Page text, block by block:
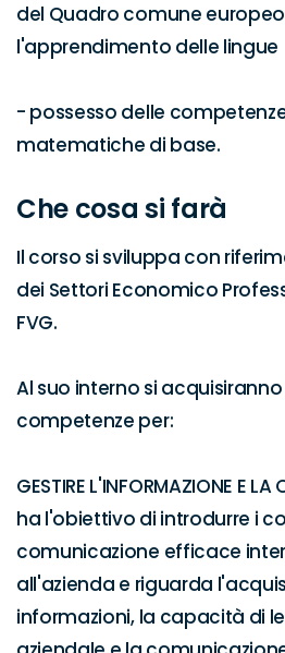
del Quadro comune
l'apprendimento delle lingue
- possesso delle
matematiche di base.
Che cosa si farà
Il corso si sviluppa con
dei Settori Economico
FVG.
Al suo interno si
competenze per:
GESTIRE L'INFORMAZIONE E
ha l'obiettivo di introdurre i
comunicazione efficace
all'azienda e riguarda
informazioni, la capacità di